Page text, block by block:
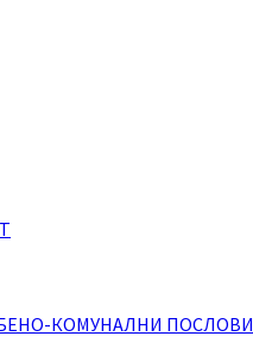
КОМУНАЛНИ ПОСЛОВИ